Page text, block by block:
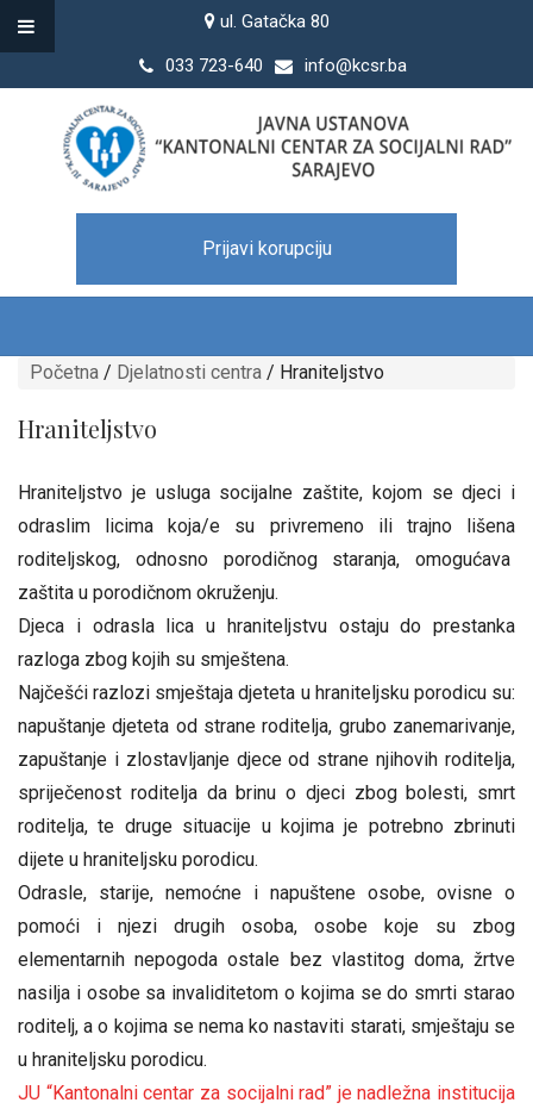
ul. Gatačka 80
033 723-640 info@kcsr.ba
Prijavi korupciju
Početna / Djelatnosti centra / Hraniteljstvo
Hraniteljstvo
Hraniteljstvo je usluga socijalne zaštite, kojom se djeci i
odraslim licima koja/e su privremeno ili trajno lišena
roditeljskog, odnosno porodičnog staranja, omogućava
zaštita u porodičnom okruženju.
Djeca i odrasla lica u hraniteljstvu ostaju do prestanka
razloga zbog kojih su smještena.
Najčešći razlozi smještaja djeteta u hraniteljsku porodicu su:
napuštanje djeteta od strane roditelja, grubo zanemarivanje,
zapuštanje i zlostavljanje djece od strane njihovih roditelja,
spriječenost roditelja da brinu o djeci zbog bolesti, smrt
roditelja, te druge situacije u kojima je potrebno zbrinuti
dijete u hraniteljsku porodicu.
Odrasle, starije, nemoćne i napuštene osobe, ovisne o
pomoći i njezi drugih osoba, osobe koje su zbog
elementarnih nepogoda ostale bez vlastitog doma, žrtve
nasilja i osobe sa invaliditetom o kojima se do smrti starao
roditelj, a o kojima se nema ko nastaviti starati, smještaju se
u hraniteljsku porodicu.
JU “Kantonalni centar za socijalni rad” je nadležna institucija